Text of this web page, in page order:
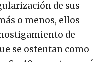
de sus
o menos, ellos
de
se ostentan como